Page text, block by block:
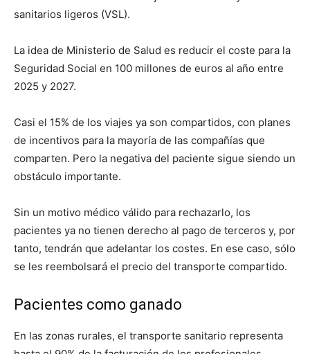
sanitarios ligeros (VSL).
La idea de Ministerio de Salud es reducir el coste para la
Seguridad Social en 100 millones de euros al año entre
2025 y 2027.
Casi el 15% de los viajes ya son compartidos, con planes
de incentivos para la mayoría de las compañías que
comparten. Pero la negativa del paciente sigue siendo un
obstáculo importante.
Sin un motivo médico válido para rechazarlo, los
pacientes ya no tienen derecho al pago de terceros y, por
tanto, tendrán que adelantar los costes. En ese caso, sólo
se les reembolsará el precio del transporte compartido.
Pacientes como ganado
En las zonas rurales, el transporte sanitario representa